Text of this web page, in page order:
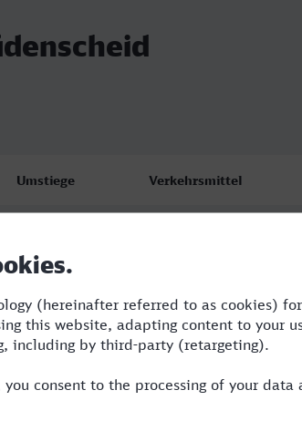
Umstiege Verkehrsmittel
1 RB,ICE